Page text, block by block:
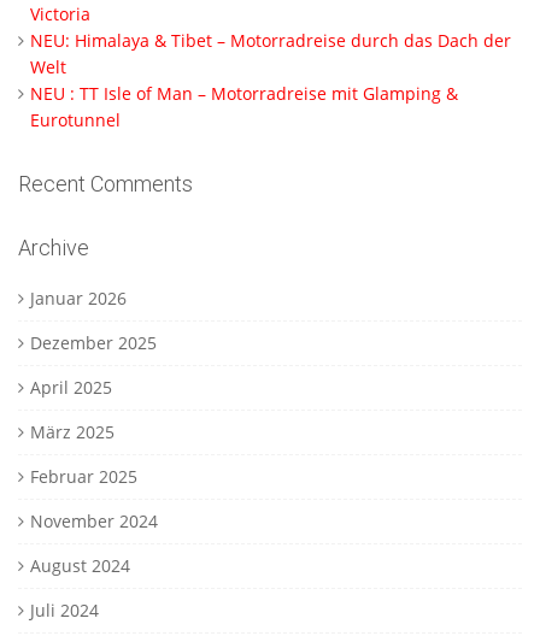
Victoria
NEU: Himalaya & Tibet – Motorradreise durch das Dach der
Welt
NEU : TT Isle of Man – Motorradreise mit Glamping &
Eurotunnel
Recent Comments
Archive
Januar 2026
Dezember 2025
April 2025
März 2025
Februar 2025
November 2024
August 2024
Juli 2024